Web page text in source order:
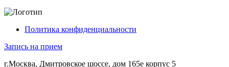
Политика конфиденциальности
Запись на прием
г.Москва, Дмитровское шоссе, дом 165е корпус 5